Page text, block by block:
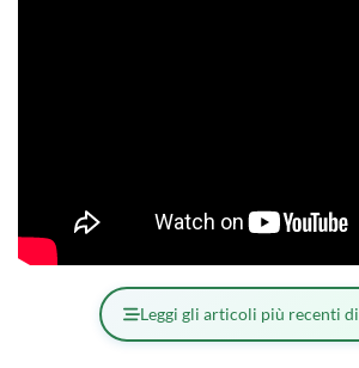
Leggi gli articoli più recenti di